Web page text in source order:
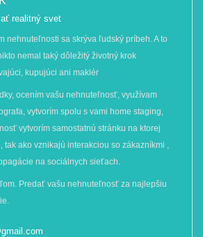
realitný svet
nehnuteľnosti sa skrýva ľudský príbeh. A to
nemal taký dôležitý životný krok
kupujúci ani maklér
ocením vašu nehnuteľnosť, využívam
vytvorím spolu s vami home staging,
vytvorím samostatnú stránku na ktorej
tak ako vznikajú interakciou so zákazníkmi ,
na sociálnych sieťach.
Predať vašu nehnuteľnosť za najlepšiu